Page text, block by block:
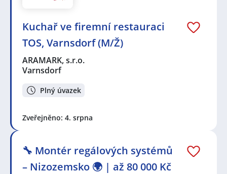
Kuchař ve firemní restauraci
TOS, Varnsdorf (M/Ž)
ARAMARK, s.r.o.
Varnsdorf
Plný úvazek
Zveřejněno: 4. srpna
🔧 Montér regálových systémů
– Nizozemsko 🌍 | až 80 000 Kč